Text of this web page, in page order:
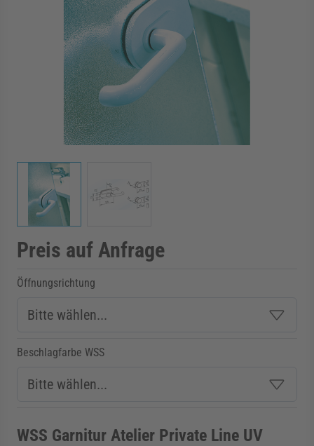
für Kategorie Zargen anzeigen
für Kategorie Aussenverglasung
für Kategorie Angebote anzeigen
View larger image
Preis auf Anfrage
Öffnungsrichtung
Beschlagfarbe WSS
WSS Garnitur Atelier Private Line UV